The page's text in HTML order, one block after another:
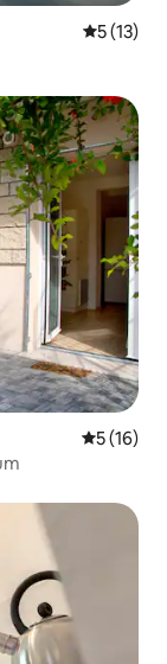
5 af 5 í
5 (13)
5 af 5 í
5 (16)